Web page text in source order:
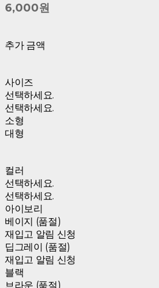
6,000원
추가 금액
사이즈
선택하세요.
선택하세요.
소형
대형
컬러
선택하세요.
선택하세요.
아이보리
베이지 (품절)
재입고 알림 신청
딥그레이 (품절)
재입고 알림 신청
블랙
브라운 (품절)